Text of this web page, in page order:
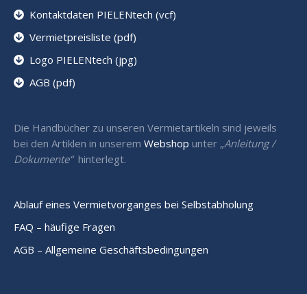
Kontaktdaten PIELENtech (vcf)
Vermietpreisliste (pdf)
Logo PIELENtech (jpg)
AGB (pdf)
Die Handbücher zu unseren Vermietartikeln sind jeweils
bei den Artiklen in unserem Webshop unter „Anleitung /
Dokumente“ hinterlegt.
Ablauf eines Vermietvorganges bei Selbstabholung
FAQ – häufige Fragen
AGB – Allgemeine Geschäftsbedingungen